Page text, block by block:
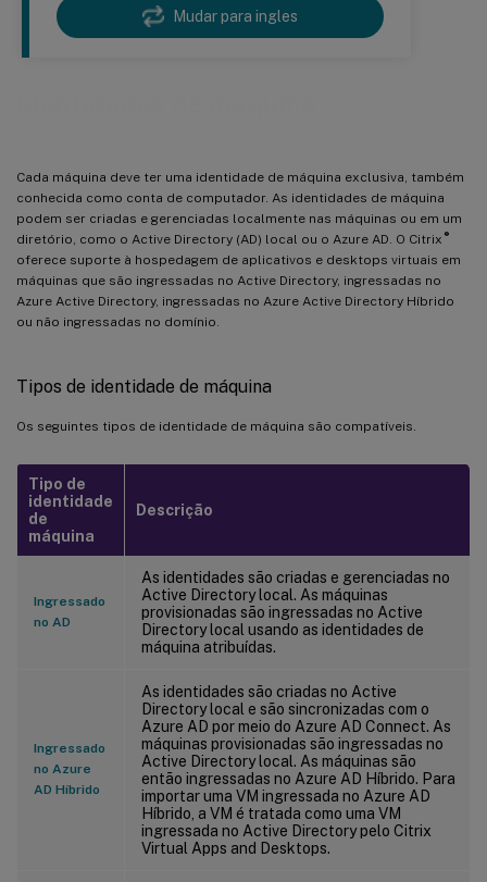
Mudar para ingles
Cada máquina deve ter uma identidade de máquina exclusiva, também
conhecida como conta de computador. As identidades de máquina
podem ser criadas e gerenciadas localmente nas máquinas ou em um
diretório, como o Active Directory (AD) local ou o Azure AD. O Citrix ®
oferece suporte à hospedagem de aplicativos e desktops virtuais em
máquinas que são ingressadas no Active Directory, ingressadas no
Azure Active Directory, ingressadas no Azure Active Directory Híbrido
ou não ingressadas no domínio.
Tipos de identidade de máquina
Os seguintes tipos de identidade de máquina são compatíveis.
Tipo de
identidade
de
máquina
Descrição
Ingressado
no AD
As identidades são criadas e gerenciadas no
Active Directory local. As máquinas
provisionadas são ingressadas no Active
Directory local usando as identidades de
máquina atribuídas.
Ingressado
no Azure
AD Híbrido
As identidades são criadas no Active
Directory local e são sincronizadas com o
Azure AD por meio do Azure AD Connect. As
máquinas provisionadas são ingressadas no
Active Directory local. As máquinas são
então ingressadas no Azure AD Híbrido. Para
importar uma VM ingressada no Azure AD
Híbrido, a VM é tratada como uma VM
ingressada no Active Directory pelo Citrix
Virtual Apps and Desktops.